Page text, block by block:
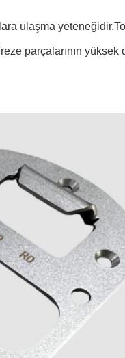
ulaşma
parçalarının